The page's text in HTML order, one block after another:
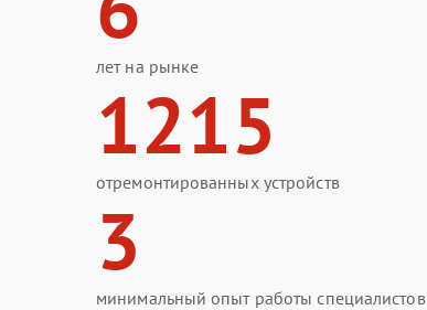
лет на рынке
1215
отремонтированных устройств
3
минимальный опыт работы специалистов